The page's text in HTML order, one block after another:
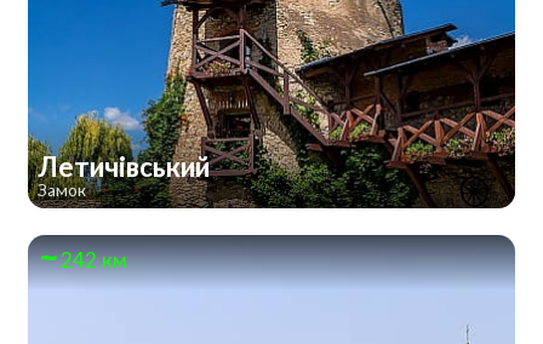
Летичівський
Замок
242 км